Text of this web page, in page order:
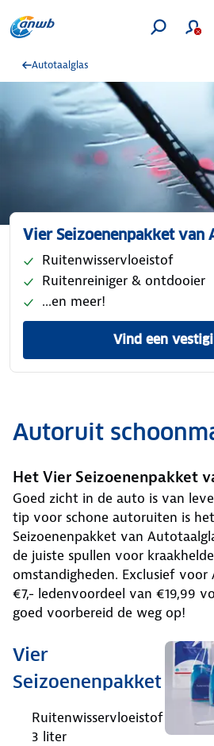
Autotaalglas
Vier Seizoenenpakket van
Ruitenwisservloeistof
Ruitenreiniger & ontdooier
...en meer!
Vind een
Autoruit
Het Vier Seizoenenpakket
Goed zicht in de auto is van
tip voor schone autoruiten is
Seizoenenpakket van
de juiste spullen voor
omstandigheden. Exclusief voor
€7,- ledenvoordeel van €19,99
goed voorbereid de weg op!
Vier
Seizoenenpakket
Ruitenwisservloeistof
3 liter